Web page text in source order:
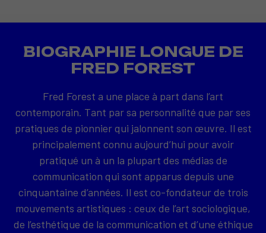
BIOGRAPHIE LONGUE DE
FRED FOREST
Fred Forest a une place à part dans l’art
contemporain. Tant par sa personnalité que par ses
pratiques de pionnier qui jalonnent son œuvre. Il est
principalement connu aujourd’hui pour avoir
pratiqué un à un la plupart des médias de
communication qui sont apparus depuis une
cinquantaine d’années. Il est co-fondateur de trois
mouvements artistiques : ceux de l’art sociologique,
de l’esthétique de la communication et d’une éthique